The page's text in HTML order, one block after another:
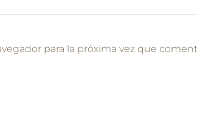
para la próxima vez que